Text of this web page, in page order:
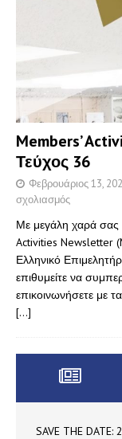
Members’
Τεύχος 36
Φεβρουάριος 13,
σχολιασμός
Με μεγάλη χαρά σας
Activities Newsletter
Ελληνικό
επιθυμείτε να
επικοινωνήσετε με
[…]
SAVE THE